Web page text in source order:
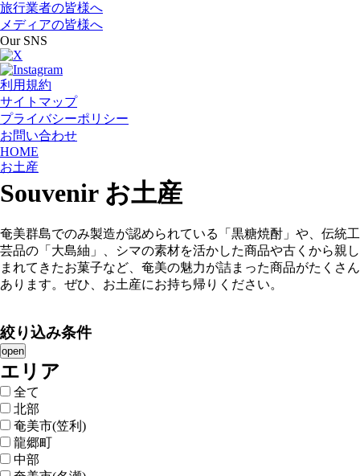
旅行業者の皆様へ
メディアの皆様へ
Our SNS
利用規約
サイトマップ
プライバシーポリシー
お問い合わせ
HOME
お土産
Souvenir お土産
奄美群島でのみ製造が認められている「黒糖焼酎」や、伝統工
芸品の「大島紬」、シマの素材を活かした商品や古くから親し
まれてきたお菓子など、奄美の魅力が詰まった商品がたくさん
あります。ぜひ、お土産にお持ち帰りください。
絞り込み条件
open
エリア
全て
北部
奄美市(笠利)
龍郷町
中部